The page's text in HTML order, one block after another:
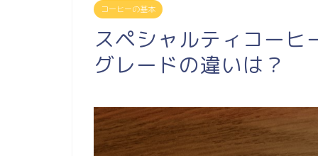
コーヒーの基本
スペシャルティコー
グレードの違いは？